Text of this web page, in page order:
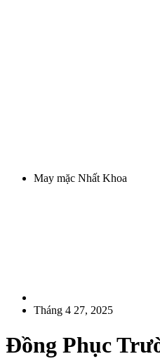
May mặc Nhất Khoa
Tháng 4 27, 2025
Đồng Phục